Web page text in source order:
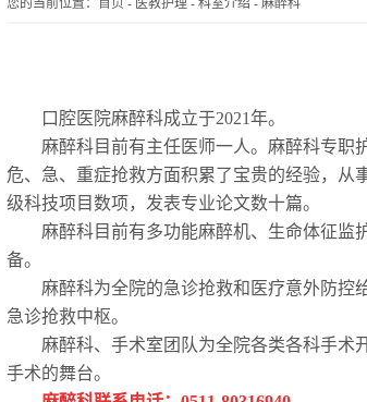
您的当前位置： 首页 - 医教护理 - 科室介绍 - 麻醉科
口腔医院麻醉科成立于2021年。
麻醉科目前有主任医师一人。麻醉科专职
危、急、重症抢救方面积累了宝贵的经验，从
级科技项目数项，发表专业论文数十篇。
麻醉科目前有多功能麻醉机、生命体征监
备。
麻醉科为全院的急诊抢救和医疗意外防控
急诊抢救中枢。
麻醉科、手术室团队为全院各类各科手术
手术的舞台。